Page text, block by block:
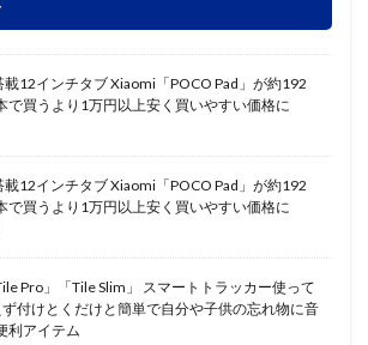
載12インチタブ Xiaomi「POCO Pad」が約192
で買うより1万円以上安く買いやすい価格に
載12インチタブ Xiaomi「POCO Pad」が約192
で買うより1万円以上安く買いやすい価格に
Pro」「Tile Slim」 スマートトラッカー使って
付けとくだけと簡単で自分や子供の忘れ物に音
利アイテム